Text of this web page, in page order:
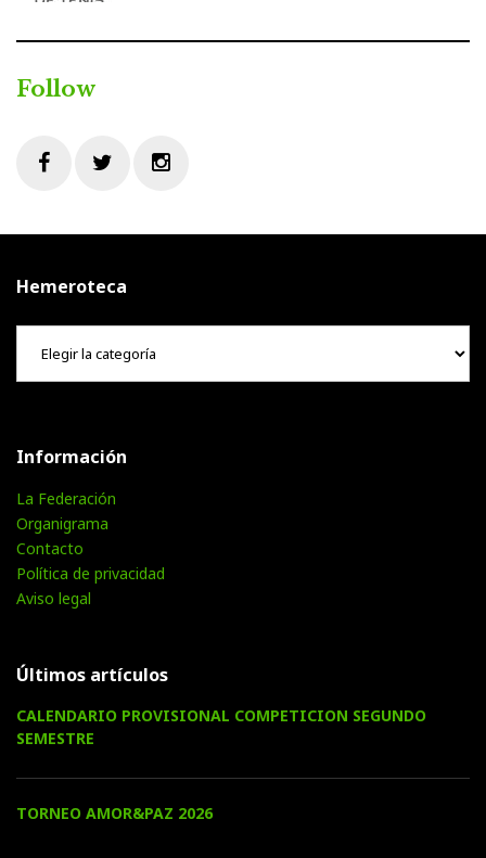
Follow
Hemeroteca
Hemeroteca
Información
La Federación
Organigrama
Contacto
Política de privacidad
Aviso legal
Últimos artículos
CALENDARIO PROVISIONAL COMPETICION SEGUNDO
SEMESTRE
TORNEO AMOR&PAZ 2026